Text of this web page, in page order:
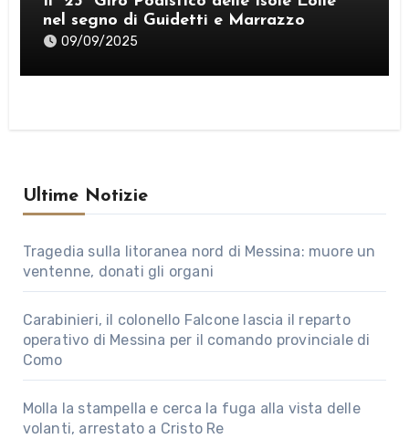
nel segno di Guidetti e Marrazzo
09/09/2025
Ultime Notizie
Tragedia sulla litoranea nord di Messina: muore un
ventenne, donati gli organi
Carabinieri, il colonello Falcone lascia il reparto
operativo di Messina per il comando provinciale di
Como
Molla la stampella e cerca la fuga alla vista delle
volanti, arrestato a Cristo Re